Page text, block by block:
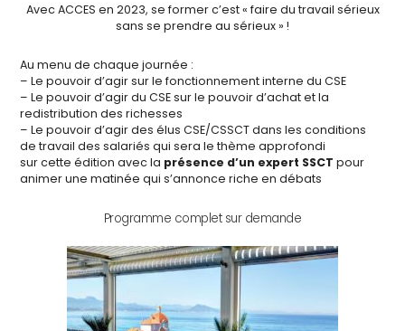
Avec ACCES en 2023, se former c’est « faire du travail sérieux
sans se prendre au sérieux » !
Au menu de chaque journée :
– Le pouvoir d’agir sur le fonctionnement interne du CSE
– Le pouvoir d’agir du CSE sur le pouvoir d’achat et la
redistribution des richesses
– Le pouvoir d’agir des élus CSE/CSSCT dans les conditions
de travail des salariés qui sera le thème approfondi
sur cette édition avec la présence d’un expert SSCT pour
animer une matinée qui s’annonce riche en débats
Programme complet sur demande